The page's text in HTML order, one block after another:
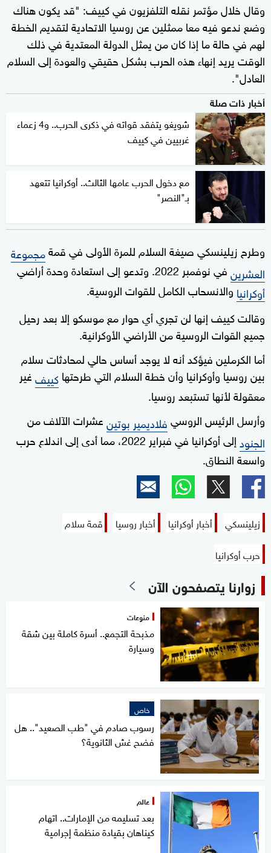
وقال خلال مؤتمر نقله التلفزيون في كييف: "قد يكون هناك
وضع ندعو فيه معا ممثلين عن روسيا الاتحادية لتقديم الخطة
لهم في حالة ما إذا كان من يمثل الدولة المعتدية في ذلك
الوقت يريد إنهاء هذه الحرب بشكل حقيقي والعودة إلى السلام
العادل".
أخبار ذات صلة
شويغو يتفقد قواته في ذكرى الحرب.. و4 زعماء
غربيين في كييف
مع دخول الحرب عامها الثالث.. أوكرانيا تتعهد
بـ"النصر"
وطرح زيلينسكي صيغة السلام للمرة الأولى في قمةمجموعة
العشرينفي نوفمبر 2022. وتدعو إلى استعادة وحدة أراضي
أوكرانيا والانسحاب الكامل للقوات الروسية.
وقالت كييف إنها لن تجري أي حوار مع موسكو إلا بعد رحيل
جميع القوات الروسية من الأراضي الأوكرانية.
أما الكرملين فيؤكد أنه لا يوجد أساس حالي لمحادثات سلام
بين روسيا وأوكرانيا وأن خطة السلام التي طرحتهاكييفغير
معقولة لأنها تستبعد روسيا.
وأرسل الرئيس الروسيفلاديمير بوتينعشرات الآلاف من
الجنود
إلى أوكرانيا في فبراير 2022، مما أدى إلى اندلاع حرب
واسعة النطاق.
زيلينسكي أخبار أوكرانيا أخبار روسيا
قمة سلام
حرب أوكرانيا
زوارنا يتصفحون الآن
منوعات
مذبحة التجمع.. أسرة كاملة بين شقة
وسيارة
خاص
رسوب صادم في "طب الصعيد".. هل
فضح غش الثانوية؟
عالم
بعد تسليمه من الإمارات.. اتهام
كيناهان بقيادة منظمة إجرامية